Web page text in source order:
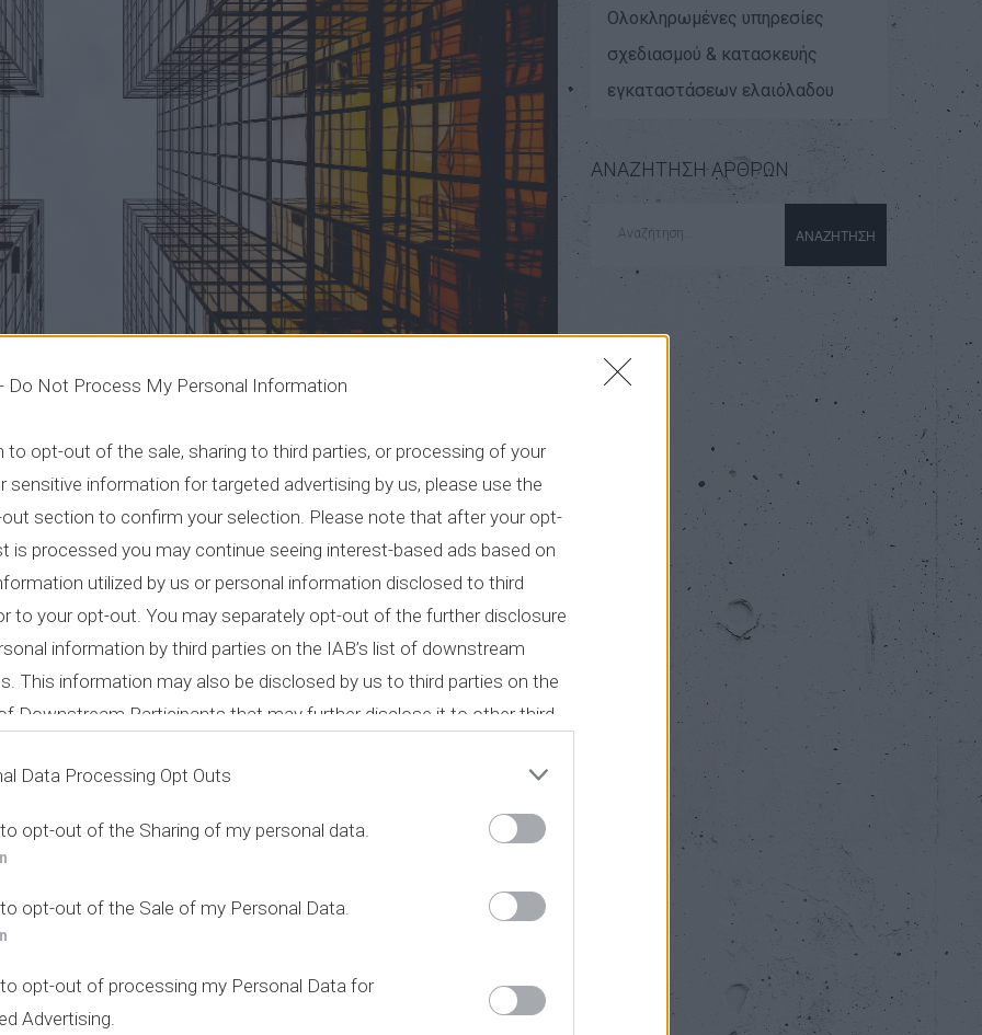
Do Not Process My Personal Information
to opt-out of the sale, sharing to third parties, or processing of your
sensitive information for targeted advertising by us, please use the
section to confirm your selection. Please note that after your opt-
is processed you may continue seeing interest-based ads based on
utilized by us or personal information disclosed to third
to your opt-out. You may separately opt-out of the further disclosure
information by third parties on the IAB’s list of downstream
This information may also be disclosed by us to third parties on the
Downstream Participants that may further disclose it to other third
Data Processing Opt Outs
opt-out of the Sharing of my personal data.
opt-out of the Sale of my Personal Data.
opt-out of processing my Personal Data for
Advertising.
στην έννοια τηςποιότητας σε ένα έργο. Η παραλαβή των
και τα υπολογιζόμενα μεγέθη της κάθε εργασίας είναι μια
ενός έργου. Η ορθή λειτουργία, η αντοχή στο χρόνο, το
άμεσα με την ορθή εκτέλεση των εργασιών κατά την
είναι η κατάρτιση ενός σχεδίου ποιότητας (Quality plan). Το
στο οποίο διατυπώνονται οι ειδικές πρακτικές και τα μέσα
που έχουν σχέση με ένα έργο ή σύμβαση. Με αυτό
την διαδικασία της εκτέλεσης του έργου και επιτυγχάνεται η
έγκαιρα και αποτελεσματικά.
ποσοτήτων, μέτρηση ποσοτήτων).
Ολοκληρωμένες υπηρεσίες
σχεδιασμού & κατασκευής
εγκαταστάσεων ελαιόλαδου
ΑΝΑΖΗΤΗΣΗ ΑΡΘΡΩΝ